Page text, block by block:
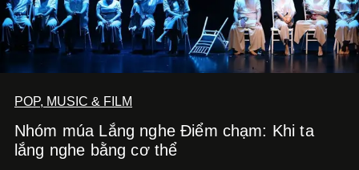
POP, MUSIC & FILM
Nhóm múa Lắng nghe Điểm chạm: Khi ta
lắng nghe bằng cơ thể